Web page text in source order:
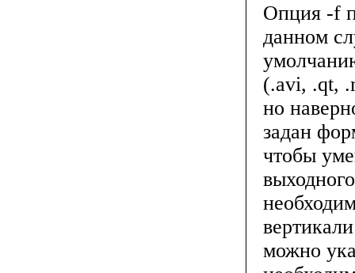
Опция -f
данном
(.avi, .qt,
но
задан
чтобы
можно